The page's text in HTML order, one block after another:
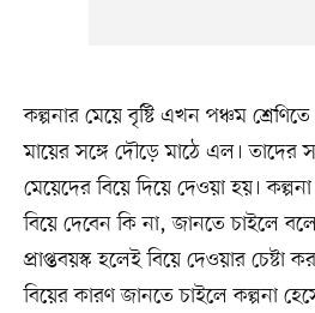
কল্পনার মেয়ে বৃষ্টি এখন পঞ্চম
মায়ের সঙ্গে দৌড়ে মাঠে এল। তাদের
মেয়েদের বিয়ে দিয়ে দেওয়া হয়।
বিয়ে দেবেন কি না, জানতে চাইলে
প্রাপ্তবয়স্ক হলেই বিয়ে দেওয়ার
বিয়ের কারণ জানতে চাইলে কল্পনা